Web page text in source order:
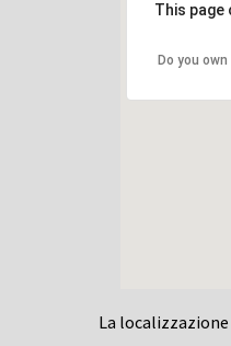
This page
Do you
La